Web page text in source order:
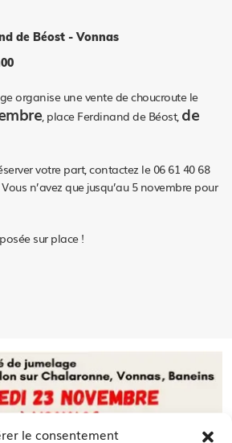
le consentement
de Béost - Vonnas
organise une vente de choucroute le
, place Ferdinand de Béost, de
votre part, contactez le 06 61 40 68
n’avez que jusqu’au 5 novembre pour
sur place !